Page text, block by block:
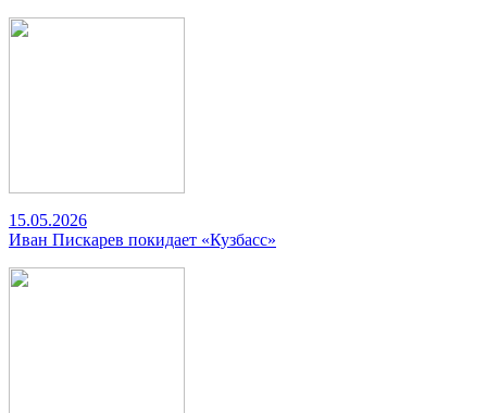
15.05.2026
Иван Пискарев покидает «Кузбасс»